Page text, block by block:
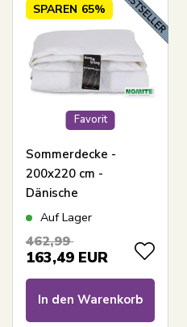
Favorit
SPAREN 65%
Sommerdecke -
200x220 cm -
Dänische
Moschusdaunendoppeldecke
Angebot für
Auf Lager
462,99
163,49 EUR
In den Warenkorb